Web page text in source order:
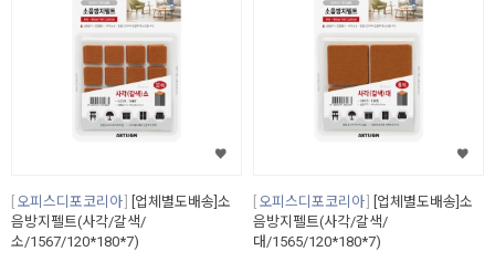
오피스디포코리아
[업체별도배송]소
음방지펠트(사각/갈색/
소/1567/120*180*7)
오피스디포코리아
[업체별도배송]소
음방지펠트(사각/갈색/
대/1565/120*180*7)